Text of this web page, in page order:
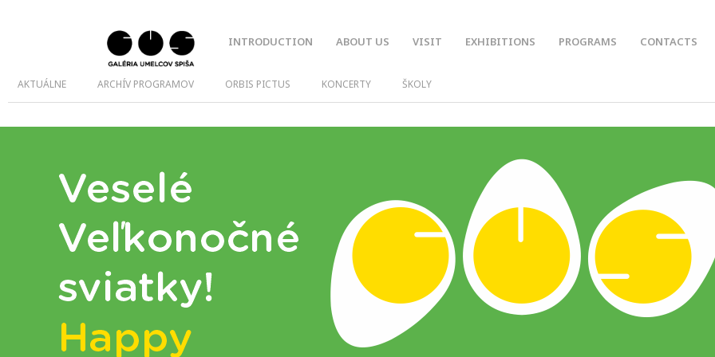
INTRODUCTION ABOUT US VISIT EXHIBITIONS PROGRAMS CONTACTS
AKTUÁLNE ARCHÍV PROGRAMOV ORBIS PICTUS KONCERTY ŠKOLY